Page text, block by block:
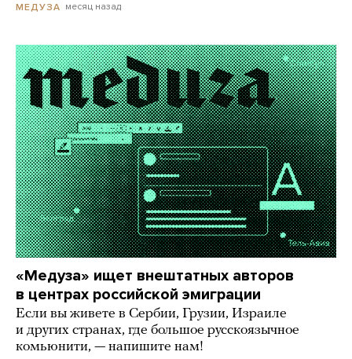
МЕДУЗА месяц назад
«Медуза» ищет внештатных авторов
в центрах российской эмиграции
Если вы живете в Сербии, Грузии, Израиле
и других странах, где большое русскоязычное
комьюнити, — напишите нам!